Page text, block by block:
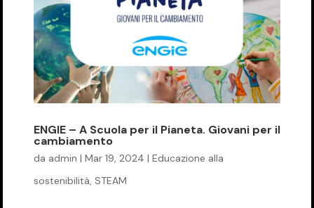
ENGIE – A Scuola per il Pianeta. Giovani per il
cambiamento
da admin | Mar 19, 2024 | Educazione alla
sostenibilità, STEAM